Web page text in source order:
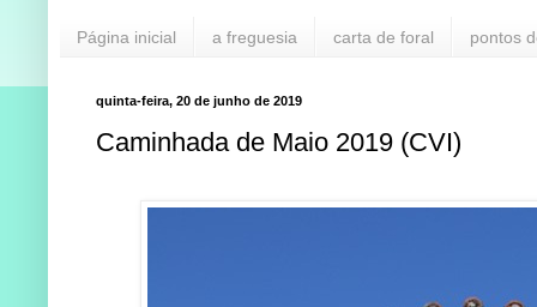
Página inicial a freguesia carta de foral pontos
quinta-feira, 20 de junho de 2019
Caminhada de Maio 2019 (CVI)